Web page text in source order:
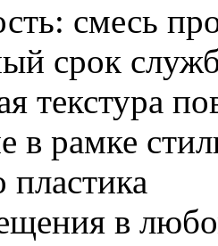
смесь
срок
текстура
в рамке
пластика
в